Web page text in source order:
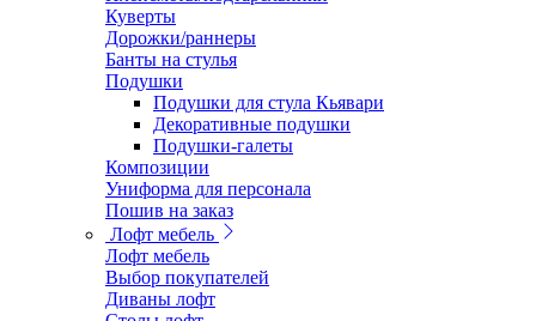
Куверты
Дорожки/раннеры
Банты на стулья
Подушки
Подушки для стула Кьявари
Декоративные подушки
Подушки-галеты
Композиции
Униформа для персонала
Пошив на заказ
Лофт мебель
Лофт мебель
Выбор покупателей
Диваны лофт